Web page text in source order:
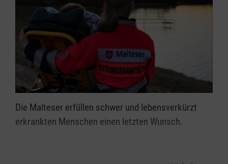
Die Malteser erfüllen schwer und lebensverkürzt
erkrankten Menschen einen letzten Wunsch.